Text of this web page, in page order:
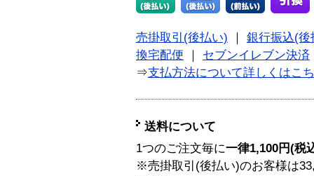
売掛取引(後払い)
銀行振込(後
換宅配便
セブンイレブン決済
⇒支払方法について詳しくはこ
送料について
1つのご注文毎に一律1,100円(税
※売掛取引(後払い)のお客様は